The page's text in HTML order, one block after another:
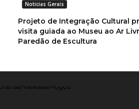
Noticias Gerais
Projeto de Integração Cultural
visita guiada ao Museu ao Ar
Paredão de Escultura